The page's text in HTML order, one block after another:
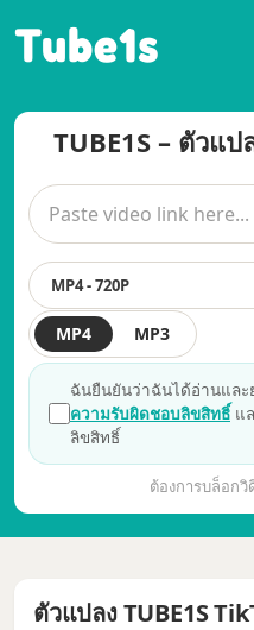
Tube1s
TUBE1S – ตัวแ
MP4 MP3
MP4 - 720P
ฉันยืนยันว่าฉันได้อ่านและ
ความรับผิดชอบลิขสิทธิ์ แ
ลิขสิทธิ์
ต้องการบล็อก
ตัวแปลง TUBE1S